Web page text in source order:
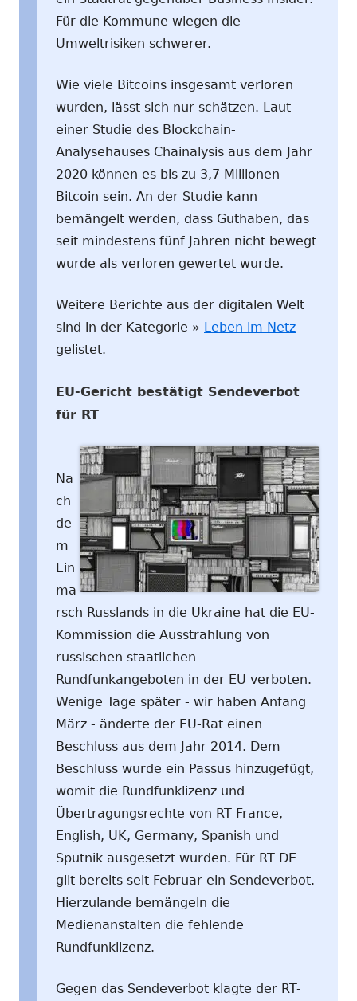
Für die Kommune wiegen die
Umweltrisiken schwerer.
Wie viele Bitcoins insgesamt verloren
wurden, lässt sich nur schätzen. Laut
einer Studie des Blockchain-
Analysehauses Chainalysis aus dem Jahr
2020 können es bis zu 3,7 Millionen
Bitcoin sein. An der Studie kann
bemängelt werden, dass Guthaben, das
seit mindestens fünf Jahren nicht bewegt
wurde als verloren gewertet wurde.
Weitere Berichte aus der digitalen Welt
sind in der Kategorie » Leben im Netz
gelistet.
EU-Gericht bestätigt Sendeverbot
für RT
Na
ch
de
m
Ein
ma
rsch Russlands in die Ukraine hat die EU-
Kommission die Ausstrahlung von
russischen staatlichen
Rundfunkangeboten in der EU verboten.
Wenige Tage später - wir haben Anfang
März - änderte der EU-Rat einen
Beschluss aus dem Jahr 2014. Dem
Beschluss wurde ein Passus hinzugefügt,
womit die Rundfunklizenz und
Übertragungsrechte von RT France,
English, UK, Germany, Spanish und
Sputnik ausgesetzt wurden. Für RT DE
gilt bereits seit Februar ein Sendeverbot.
Hierzulande bemängeln die
Medienanstalten die fehlende
Rundfunklizenz.
Gegen das Sendeverbot klagte der RT-